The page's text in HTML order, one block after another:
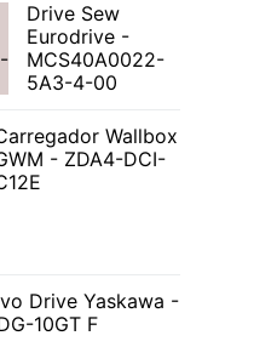
Drive Sew
Eurodrive -
MCS40A0022-
5A3-4-00
Wallbox
- ZDA4-DCI-
Drive Yaskawa -
10GT F